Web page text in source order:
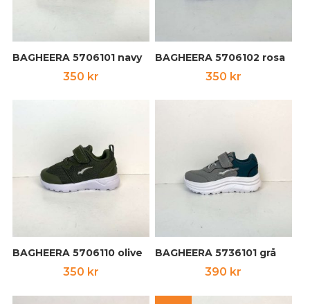
BAGHEERA 5706101 navy
350 kr
BAGHEERA 5706102 rosa
350 kr
BAGHEERA 5706110 olive
350 kr
BAGHEERA 5736101 grå
390 kr